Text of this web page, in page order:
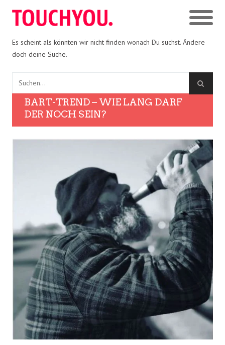
Es scheint als könnten wir nicht finden wonach Du suchst. Ändere
doch deine Suche.
BART-TREND – WIE LANG DARF
DER NOCH SEIN?